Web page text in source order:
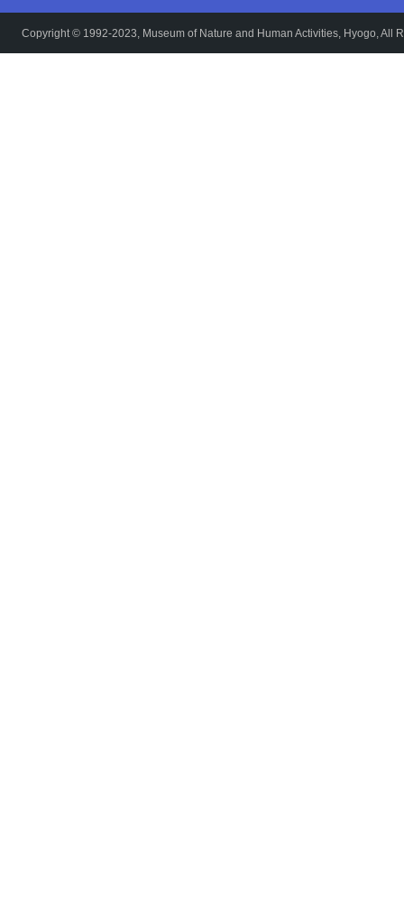
Copyright © 1992-2023, Museum of Nature and Human Activities, Hyogo, All